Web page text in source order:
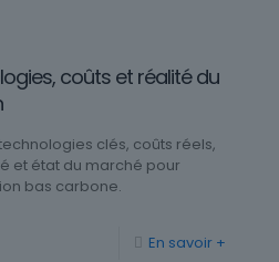
coûts et réalité du
clés, coûts réels,
et état du marché pour
bas carbone.
En savoir +